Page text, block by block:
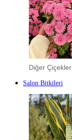
Diğer Çiçekler
Salon Bitkileri